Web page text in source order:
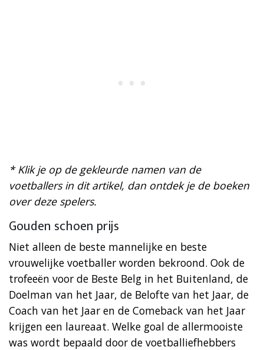
* Klik je op de gekleurde namen van de
voetballers in dit artikel, dan ontdek je de boeken
over deze spelers.
Gouden schoen prijs
Niet alleen de beste mannelijke en beste
vrouwelijke voetballer worden bekroond. Ook de
trofeeën voor de Beste Belg in het Buitenland, de
Doelman van het Jaar, de Belofte van het Jaar, de
Coach van het Jaar en de Comeback van het Jaar
krijgen een laureaat. Welke goal de allermooiste
was wordt bepaald door de voetballiefhebbers